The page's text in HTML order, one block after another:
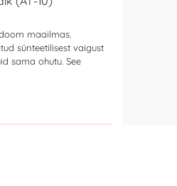
maailmas.
sünteetilisest vaigust
sama ohutu. See